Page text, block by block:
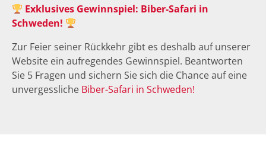
Exklusives Gewinnspiel: Biber-Safari in
Schweden!
Zur Feier seiner Rückkehr gibt es deshalb auf unserer
Website ein aufregendes Gewinnspiel. Beantworten
Sie 5 Fragen und sichern Sie sich die Chance auf eine
unvergessliche Biber-Safari in Schweden!